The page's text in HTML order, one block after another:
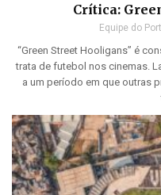
Crítica:
Equipe do
“Green Street Hooligans” é
trata de futebol nos cinemas.
a um período em que outras